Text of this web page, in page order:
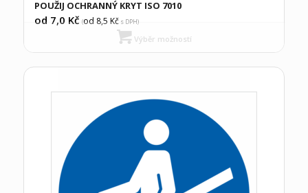
POUŽIJ OCHRANNÝ KRYT ISO 7010
od 7,0 Kč (od 8,5 Kčs DPH)
Výběr možností